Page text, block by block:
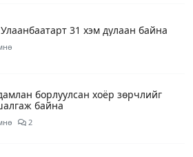
31 хэм дулаан байна
борлуулсан хоёр зөрчлийг
байна
2